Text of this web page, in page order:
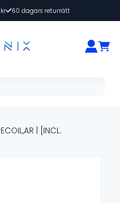
60 dagars returrätt
| [INCL.